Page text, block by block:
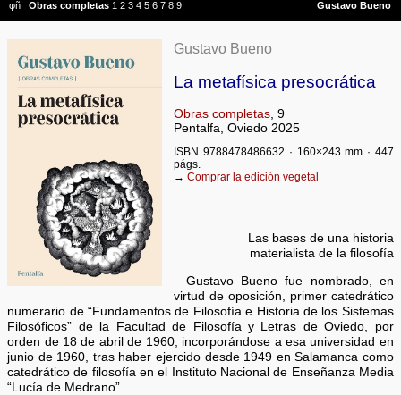
Gustavo Bueno
La metafísica presocrática
Obras completas , 9
Pentalfa, Oviedo 2025
ISBN 9788478486632 · 160×243 mm · 447
págs.
→Comprar la edición vegetal
Las bases de una historia
materialista de la filosofía
Gustavo Bueno fue nombrado, en
virtud de oposición, primer catedrático
numerario de “Fundamentos de Filosofía e Historia de los Sistemas
Filosóficos” de la Facultad de Filosofía y Letras de Oviedo, por
orden de 18 de abril de 1960, incorporándose a esa universidad en
junio de 1960, tras haber ejercido desde 1949 en Salamanca como
catedrático de filosofía en el Instituto Nacional de Enseñanza Media
“Lucía de Medrano”.